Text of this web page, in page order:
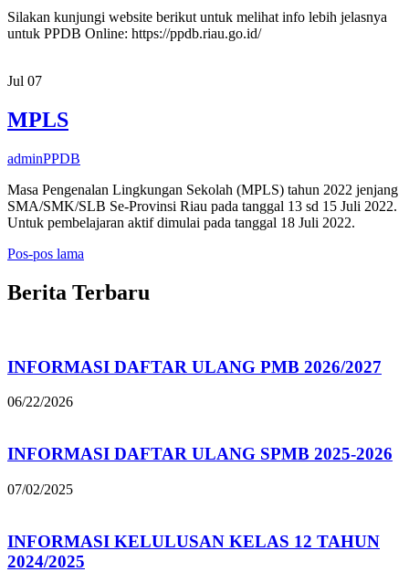
Silakan kunjungi website berikut untuk melihat info lebih jelasnya
untuk PPDB Online: https://ppdb.riau.go.id/
Jul 07
MPLS
adminPPDB
Masa Pengenalan Lingkungan Sekolah (MPLS) tahun 2022 jenjang
SMA/SMK/SLB Se-Provinsi Riau pada tanggal 13 sd 15 Juli 2022.
Untuk pembelajaran aktif dimulai pada tanggal 18 Juli 2022.
Navigasi
pos
Pos-pos lama
Berita Terbaru
INFORMASI DAFTAR ULANG PMB 2026/2027
06/22/2026
INFORMASI DAFTAR ULANG SPMB 2025-2026
07/02/2025
INFORMASI KELULUSAN KELAS 12 TAHUN
2024/2025